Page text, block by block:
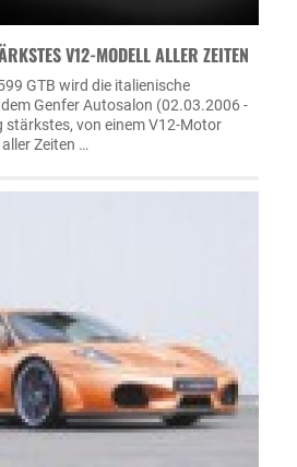
V12-MODELL ALLER ZEITEN
GTB wird die italienische
Genfer Autosalon (02.03.2006 -
stärkstes, von einem V12-Motor
Zeiten …